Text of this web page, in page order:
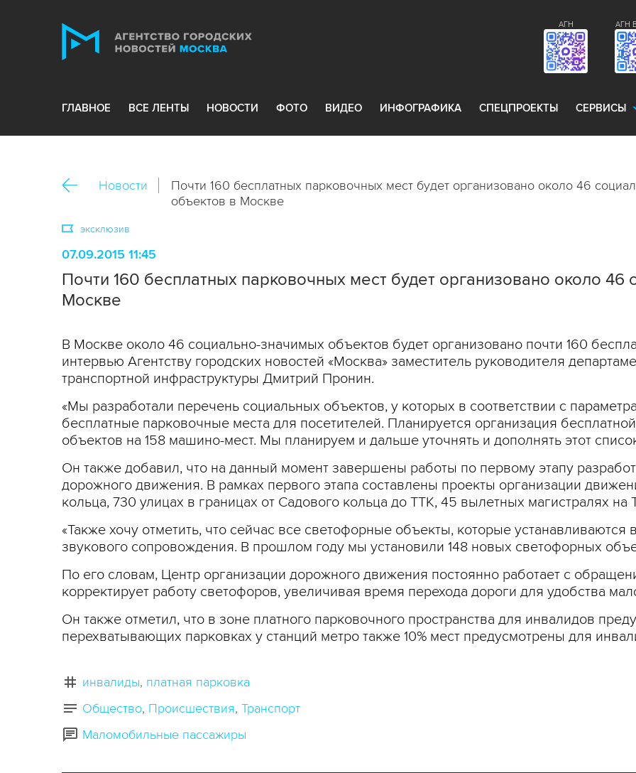
АГН
АГН
ГЛАВНОЕ ВСЕ ЛЕНТЫ НОВОСТИ ФОТО ВИДЕО ИНФОГРАФИКА СПЕЦПРОЕКТЫ СЕРВИСЫ
Новости
Почти 160 бесплатных парковочных мест будет организовано около 46
объектов в Москве
эксклюзив
07.09.2015 11:45
Почти 160 бесплатных парковочных мест будет организовано около
Москве
В Москве около 46 социально-значимых объектов будет организовано почти 160
интервью Агентству городских новостей «Москва» заместитель руководителя
транспортной инфраструктуры Дмитрий Пронин.
«Мы разработали перечень социальных объектов, у которых в соответствии с
бесплатные парковочные места для посетителей. Планируется организация
объектов на 158 машино-мест. Мы планируем и дальше уточнять и дополнять этот
Он также добавил, что на данный момент завершены работы по первому этапу
дорожного движения. В рамках первого этапа составлены проекты организации
кольца, 730 улицах в границах от Садового кольца до ТТК, 45 вылетных магистралях
«Также хочу отметить, что сейчас все светофорные объекты, которые
звукового сопровождения. В прошлом году мы установили 148 новых светофорных
По его словам, Центр организации дорожного движения постоянно работает с
корректирует работу светофоров, увеличивая время перехода дороги для удобства
Он также отметил, что в зоне платного парковочного пространства для инвалидов
перехватывающих парковках у станций метро также 10% мест предусмотрены для
инвалиды платная парковка
Общество Происшествия Транспорт
Маломобильные пассажиры